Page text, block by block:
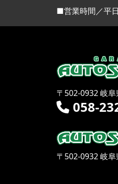
■営業時間／平
〒502-0932 岐
058-
〒502-0932 岐